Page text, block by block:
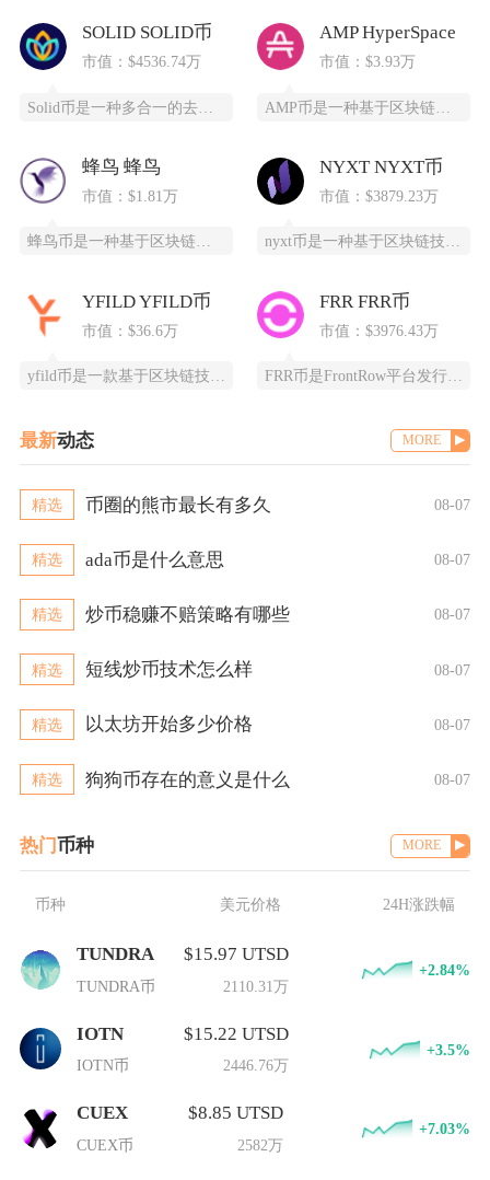
SOLID SOLID币
市值：$4536.74万
AMP HyperSpace
市值：$3.93万
蜂鸟 蜂鸟
市值：$1.81万
NYXT NYXT币
市值：$3879.23万
YFILD YFILD币
市值：$36.6万
FRR FRR币
市值：$3976.43万
FRR币是FrontRow平台发行的实用型代币，全称为Frontrow币，基于以太坊区块链
最新动态 MORE
精选 币圈的熊市最长有多久 08-07
精选 ada币是什么意思 08-07
精选 炒币稳赚不赔策略有哪些 08-07
精选 短线炒币技术怎么样 08-07
精选 以太坊开始多少价格 08-07
精选 狗狗币存在的意义是什么 08-07
热门 币种 MORE
币种 美元价格 24H涨跌幅
TUNDRA
TUNDRA币
$15.97 UTSD
2110.31万
+2.84%
IOTN
IOTN币
$15.22 UTSD
2446.76万
+3.5%
CUEX
CUEX币
$8.85 UTSD
2582万
+7.03%